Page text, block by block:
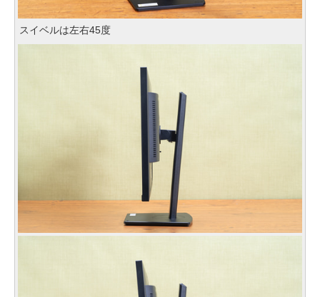
スイベルは左右45度